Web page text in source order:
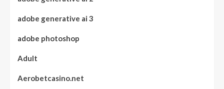
adobe generative ai 3
adobe photoshop
Adult
Aerobetcasino.net